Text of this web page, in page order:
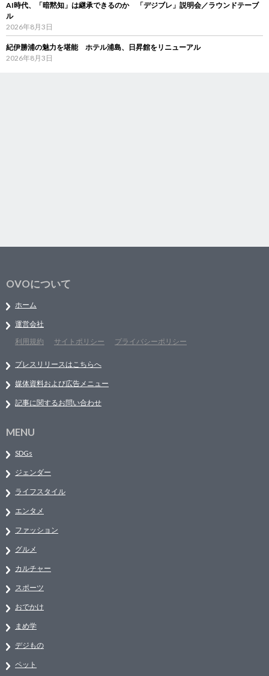
AI時代、「暗黙知」は継承できるのか 「デジブレ」説明会／ラウンドテーブ
ル
2026年8月3日
紀伊勝浦の魅力を堪能 ホテル浦島、日昇館をリニューアル
2026年8月3日
OVOについて
ホーム
運営会社
利用規約
サイトポリシー プライバシーポリシー
プレスリリースはこちらへ
媒体資料および広告メニュー
記事に関するお問い合わせ
MENU
SDGs
ジェンダー
ライフスタイル
エンタメ
ファッション
グルメ
カルチャー
スポーツ
おでかけ
まめ学
デジもの
ペット